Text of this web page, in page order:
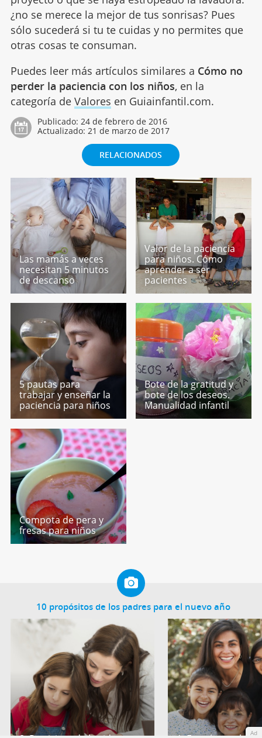
¿no se merece la mejor de tus sonrisas? Pues
sólo sucederá si tu te cuidas y no permites que
otras cosas te consuman.
Puedes leer más artículos similares a Cómo no
perder la paciencia con los niños, en la
categoría de Valores en Guiainfantil.com.
Publicado: 24 de febrero de 2016
Actualizado: 21 de marzo de 2017
RELACIONADOS
Las mamás a veces
necesitan 5 minutos
de descanso
Valor de la paciencia
para niños. Cómo
aprender a ser
pacientes
5 pautas para
trabajar y enseñar la
paciencia para niños
Bote de la gratitud y
bote de los deseos.
Manualidad infantil
Compota de pera y
fresas para niños
10 propósitos de los padres para el nuevo año
Ad